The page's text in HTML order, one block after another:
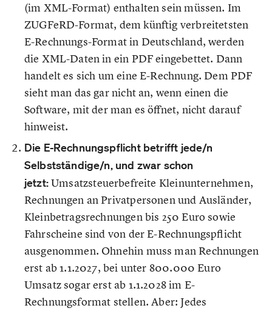
(im XML-Format) enthalten sein müssen. Im
ZUGFeRD-Format, dem künftig verbreitetsten
E-Rechnungs-Format in Deutschland, werden
die XML-Daten in ein PDF eingebettet. Dann
handelt es sich um eine E-Rechnung. Dem PDF
sieht man das gar nicht an, wenn einen die
Software, mit der man es öffnet, nicht darauf
hinweist.
Die E-Rechnungspflicht betrifft jede/n
Selbstständige/n, und zwar schon
jetzt:Umsatzsteuerbefreite Kleinunternehmen,
Rechnungen an Privatpersonen und Ausländer,
Kleinbetragsrechnungen bis 250 Euro sowie
Fahrscheine sind von der E-Rechnungspflicht
ausgenommen. Ohnehin muss man Rechnungen
erst ab 1.1.2027, bei unter 800.000 Euro
Umsatz sogar erst ab 1.1.2028 im E-
Rechnungsformat stellen. Aber: Jedes